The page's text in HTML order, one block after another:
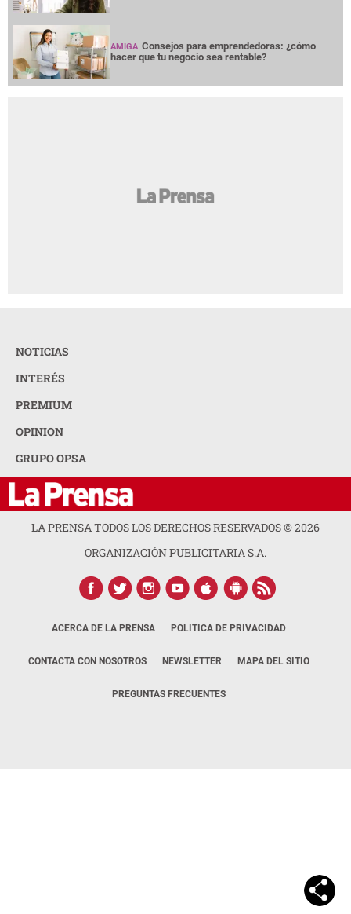
AMIGA Consejos para emprendedoras: ¿cómo
hacer que tu negocio sea rentable?
NOTICIAS
INTERÉS
PREMIUM
OPINION
GRUPO OPSA
LA PRENSA TODOS LOS DERECHOS RESERVADOS ©2026
ORGANIZACIÓN PUBLICITARIA S.A.
ACERCA DE LA PRENSA POLÍTICA DE PRIVACIDAD
CONTACTA CON NOSOTROS NEWSLETTER MAPA DEL SITIO
PREGUNTAS FRECUENTES